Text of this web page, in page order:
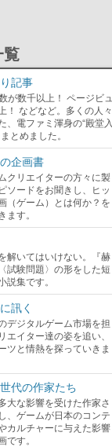
記事
が数千以上！ ページビュ
！ などなど。多くの人々
、電ファミ渾身の“殿堂入
とめました。
企画書
クリエイターの方々に製
ソードをお聞きし、ヒッ
（ゲーム）とは何か？を
ます。
解いてはいけない。『赫
試験問題〉の形をした短
説集です。
訊く
デジタルゲーム市場を担
エイター達の姿を追い、
ツと情熱を探っていきま
代の作家たち
大な影響を受けた作家さ
、ゲームが日本のコンテ
カルチャーに与えた影響
です。